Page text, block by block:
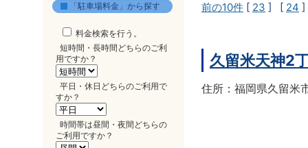
「駐車場料金」から探す
料金検索を行う。
短時間・長時間どちらのご利
用ですか？
平日・休日どちらのご利用で
すか？
時間帯は昼間・夜間どちらの
ご利用ですか？
前の10件 [ 23 ] [ 24
久留米天神2
住所：福岡県久留米